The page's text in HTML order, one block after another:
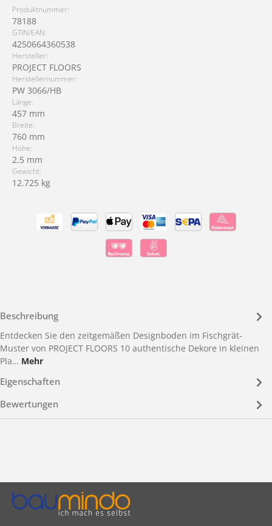
Produktnummer:
78188
GTIN/EAN:
4250664360538
Hersteller:
PROJECT FLOORS
Herstellernummer:
PW 3066/HB
Länge:
457 mm
Breite:
760 mm
Höhe:
2.5 mm
Gewicht:
12.725 kg
Beschreibung
Entdecken Sie den zeitgemäßen Designboden im Fischgrät-
Muster von PROJECT FLOORS 10 authentische Dekore in kleinen
Pla… Mehr
Eigenschaften
Bewertungen